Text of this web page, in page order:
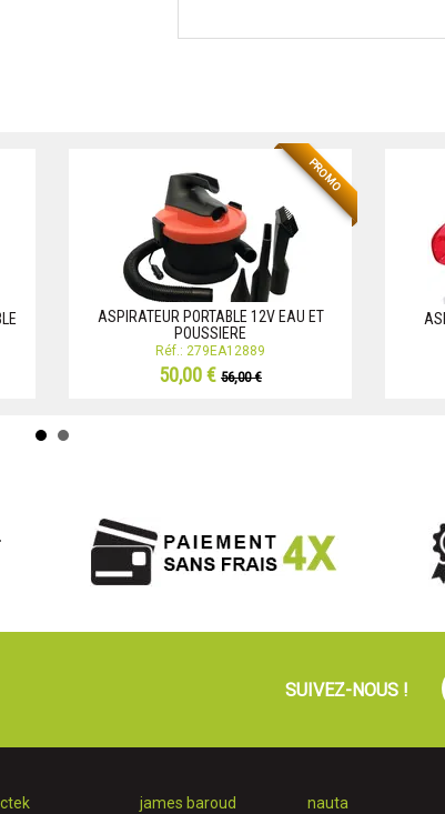
PROMO
ASPIRATEUR PORTABLE 12V EAU ET
POUSSIERE
Réf.: 279EA12889
50,00 € 56,00 €
SUIVEZ-NOUS !
ctek
james baroud
nauta